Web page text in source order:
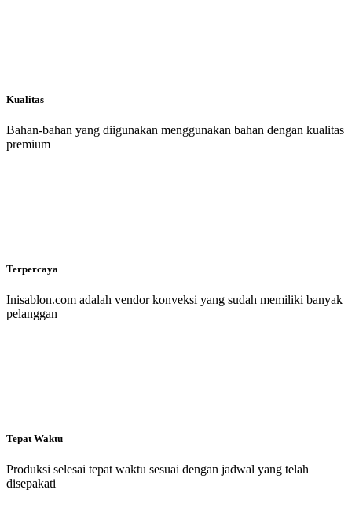
Kualitas
Bahan-bahan yang diigunakan menggunakan bahan dengan kualitas
premium
Terpercaya
Inisablon.com adalah vendor konveksi yang sudah memiliki banyak
pelanggan
Tepat Waktu
Produksi selesai tepat waktu sesuai dengan jadwal yang telah
disepakati